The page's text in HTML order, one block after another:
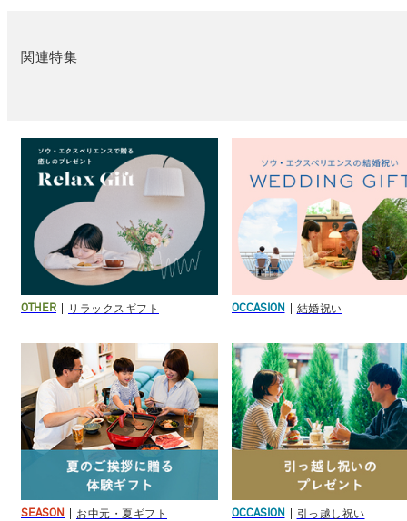
関連特集
OTHER リラックスギフト OCCASION 結婚祝い
SEASON お中元・夏ギフト OCCASION 引っ越し祝い